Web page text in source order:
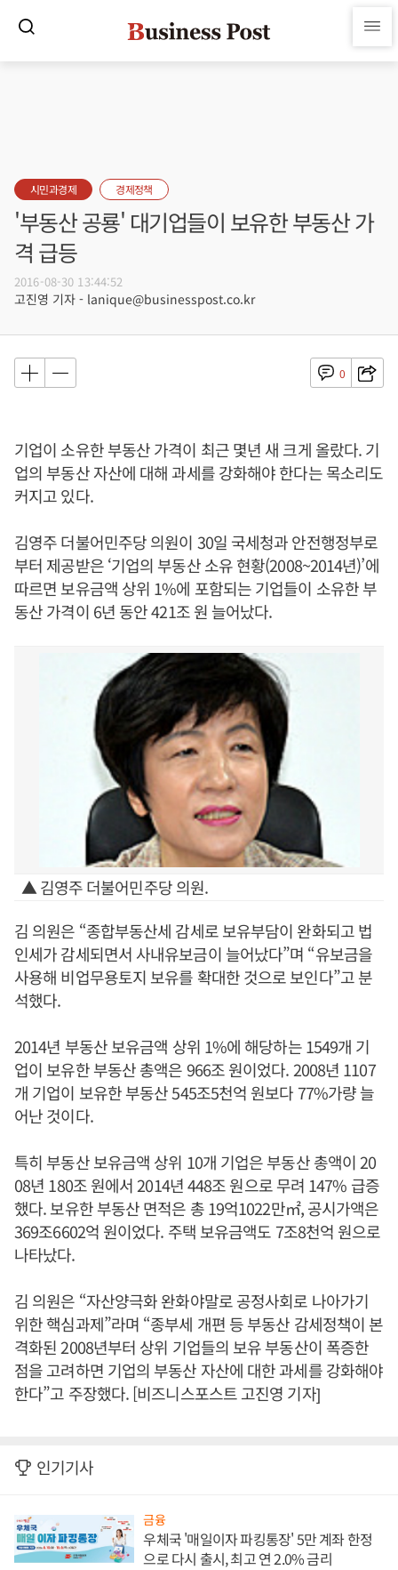
시민과경제 경제정책
'부동산 공룡' 대기업들이 보유한 부동산 가
격 급등
2016-08-30 13:44:52
고진영 기자 - lanique@businesspost.co.kr
0
기업이 소유한 부동산 가격이 최근 몇년 새 크게 올랐다. 기
업의 부동산 자산에 대해 과세를 강화해야 한다는 목소리도
커지고 있다.
김영주 더불어민주당 의원이 30일 국세청과 안전행정부로
부터 제공받은 ‘기업의 부동산 소유 현황(2008~2014년)’에
따르면 보유금액 상위 1%에 포함되는 기업들이 소유한 부
동산 가격이 6년 동안 421조 원 늘어났다.
▲ 김영주 더불어민주당 의원.
김 의원은 “종합부동산세 감세로 보유부담이 완화되고 법
인세가 감세되면서 사내유보금이 늘어났다”며 “유보금을
사용해 비업무용토지 보유를 확대한 것으로 보인다”고 분
석했다.
2014년 부동산 보유금액 상위 1%에 해당하는 1549개 기
업이 보유한 부동산 총액은 966조 원이었다. 2008년 1107
개 기업이 보유한 부동산 545조5천억 원보다 77%가량 늘
어난 것이다.
특히 부동산 보유금액 상위 10개 기업은 부동산 총액이 20
08년 180조 원에서 2014년 448조 원으로 무려 147% 급증
했다. 보유한 부동산 면적은 총 19억1022만㎡, 공시가액은
369조6602억 원이었다. 주택 보유금액도 7조8천억 원으로
나타났다.
김 의원은 “자산양극화 완화야말로 공정사회로 나아가기
위한 핵심과제”라며 “종부세 개편 등 부동산 감세정책이 본
격화된 2008년부터 상위 기업들의 보유 부동산이 폭증한
점을 고려하면 기업의 부동산 자산에 대한 과세를 강화해야
한다”고 주장했다. [비즈니스포스트 고진영 기자]
인기기사
금융
우체국 '매일이자 파킹통장' 5만 계좌 한정
으로 다시 출시, 최고 연 2.0% 금리